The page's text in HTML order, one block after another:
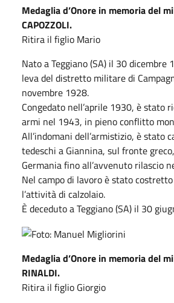
Medaglia d’Onore in memoria del
CAPOZZOLI.
Ritira il figlio Mario
Nato a Teggiano (SA) il 30 dicembre
leva del distretto militare di
novembre 1928.
Congedato nell’aprile 1930, è stato
armi nel 1943, in pieno conflitto
All’indomani dell’armistizio, è stato
tedeschi a Giannina, sul fronte
Germania fino all’avvenuto rilascio
Nel campo di lavoro è stato
l’attività di calzolaio.
È deceduto a Teggiano (SA) il 30
Medaglia d’Onore in memoria del
RINALDI.
Ritira il figlio Giorgio